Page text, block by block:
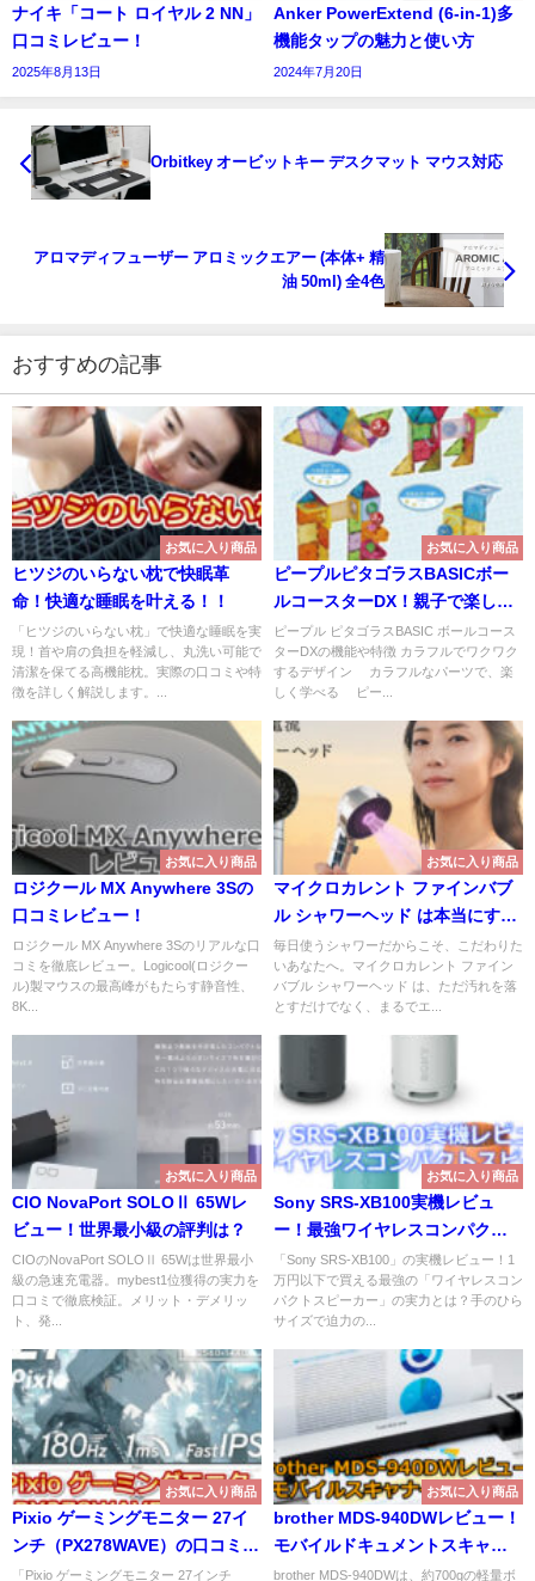
ナイキ「コート ロイヤル 2 NN」
口コミレビュー！
2025年8月13日
Anker PowerExtend (6-in-1)多
機能タップの魅力と使い方
2024年7月20日
Orbitkey オービットキー デスクマット マウス対応
アロマディフューザー アロミックエアー (本体+ 精
油 50ml) 全4色
おすすめの記事
お気に入り商品
ヒツジのいらない枕で快眠革
命！快適な睡眠を叶える！！
「ヒツジのいらない枕」で快適な睡眠を実
現！首や肩の負担を軽減し、丸洗い可能で
清潔を保てる高機能枕。実際の口コミや特
徴を詳しく解説します。...
お気に入り商品
ピープルピタゴラスBASICボー
ルコースターDX！親子で楽しむ
知育玩具の魅力
ピープル ピタゴラスBASIC ボールコース
ターDXの機能や特徴 カラフルでワクワク
するデザイン カラフルなパーツで、楽
しく学べる ピー...
お気に入り商品
ロジクール MX Anywhere 3Sの
口コミレビュー！
ロジクール MX Anywhere 3Sのリアルな口
コミを徹底レビュー。Logicool(ロジクー
ル)製マウスの最高峰がもたらす静音性、
8K...
お気に入り商品
マイクロカレント ファインバブ
ル シャワーヘッド は本当にすご
い？
毎日使うシャワーだからこそ、こだわりた
いあなたへ。マイクロカレント ファイン
バブル シャワーヘッド は、ただ汚れを落
とすだけでなく、まるでエ...
お気に入り商品
CIO NovaPort SOLOⅡ 65Wレ
ビュー！世界最小級の評判は？
CIOのNovaPort SOLOⅡ 65Wは世界最小
級の急速充電器。mybest1位獲得の実力を
口コミで徹底検証。メリット・デメリッ
ト、発...
お気に入り商品
Sony SRS-XB100実機レビュ
ー！最強ワイヤレスコンパクト
スピーカー
「Sony SRS-XB100」の実機レビュー！1
万円以下で買える最強の「ワイヤレスコン
パクトスピーカー」の実力とは？手のひら
サイズで迫力の...
お気に入り商品
Pixio ゲーミングモニター 27イ
ンチ（PX278WAVE）の口コミレ
ビュー！
「Pixio ゲーミングモニター 27インチ
お気に入り商品
brother MDS-940DWレビュー！
モバイルドキュメントスキャナ
ーの決定版
brother MDS-940DWは、約700gの軽量ボ